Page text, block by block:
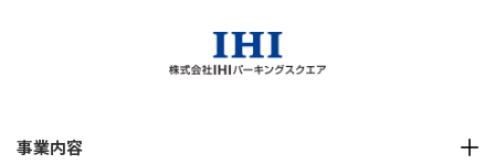
事業内容